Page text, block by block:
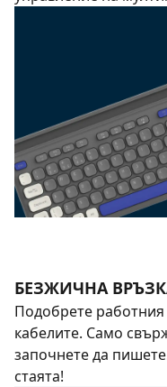
БЕЗЖИЧНА
Подобрете
кабелите. Само
започнете да
стаята!